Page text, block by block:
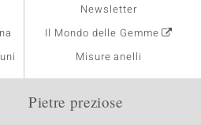
Newsletter
Il Mondo delle Gemme
Misure anelli
Pietre preziose